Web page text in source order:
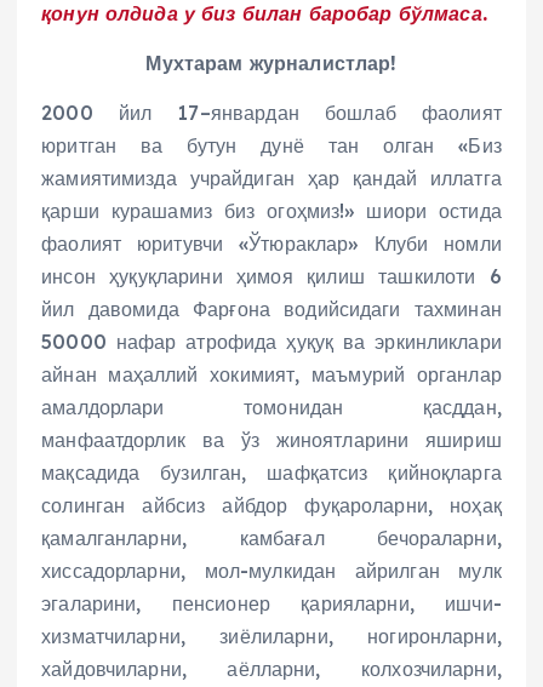
қонун олдида у биз билан баробар бўлмаса.
Мухтарам журналистлар!
2000 йил 17–январдан бошлаб фаолият
юритган ва бутун дунё тан олган «Биз
жамиятимизда учрайдиган ҳар қандай иллатга
қарши курашамиз биз огоҳмиз!» шиори остида
фаолият юритувчи «Ўтюраклар» Клуби номли
инсон ҳуқуқларини ҳимоя қилиш ташкилоти 6
йил давомида Фарғона водийсидаги тахминан
50000 нафар атрофида ҳуқуқ ва эркинликлари
айнан маҳаллий хокимият, маъмурий органлар
амалдорлари томонидан қасддан,
манфаатдорлик ва ўз жиноятларини яшириш
мақсадида бузилган, шафқатсиз қийноқларга
солинган айбсиз айбдор фуқароларни, ноҳақ
қамалганларни, камбағал бечораларни,
хиссадорларни, мол-мулкидан айрилган мулк
эгаларини, пенсионер қарияларни, ишчи-
хизматчиларни, зиёлиларни, ногиронларни,
хайдовчиларни, аёлларни, колхозчиларни,